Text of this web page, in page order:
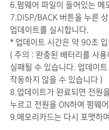
6.펌웨어 파일이 들어있는 메
7.DISP/BACK 버튼을 누른
업데이트를 실시합니다.
* 업데이트 시간은 약 90초
( 주의 : 완충된 배터리를 사
실패될 수 있습니다. 업데이
작동하지 않을 수 있습니다 )
8.업데이트가 완료되면 전원
누르고 전원을 ON하여 펌웨
9.메모리카드는 다시 포맷하